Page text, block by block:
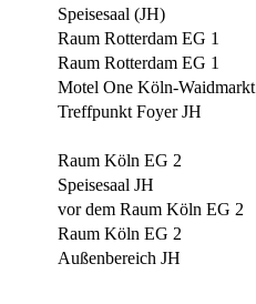
Speisesaal (JH)
Raum Rotterdam EG 1
Raum Rotterdam EG 1
Motel One Köln-Waidmarkt
Treffpunkt Foyer JH
Raum Köln EG 2
Speisesaal JH
vor dem Raum Köln EG 2
Raum Köln EG 2
Außenbereich JH